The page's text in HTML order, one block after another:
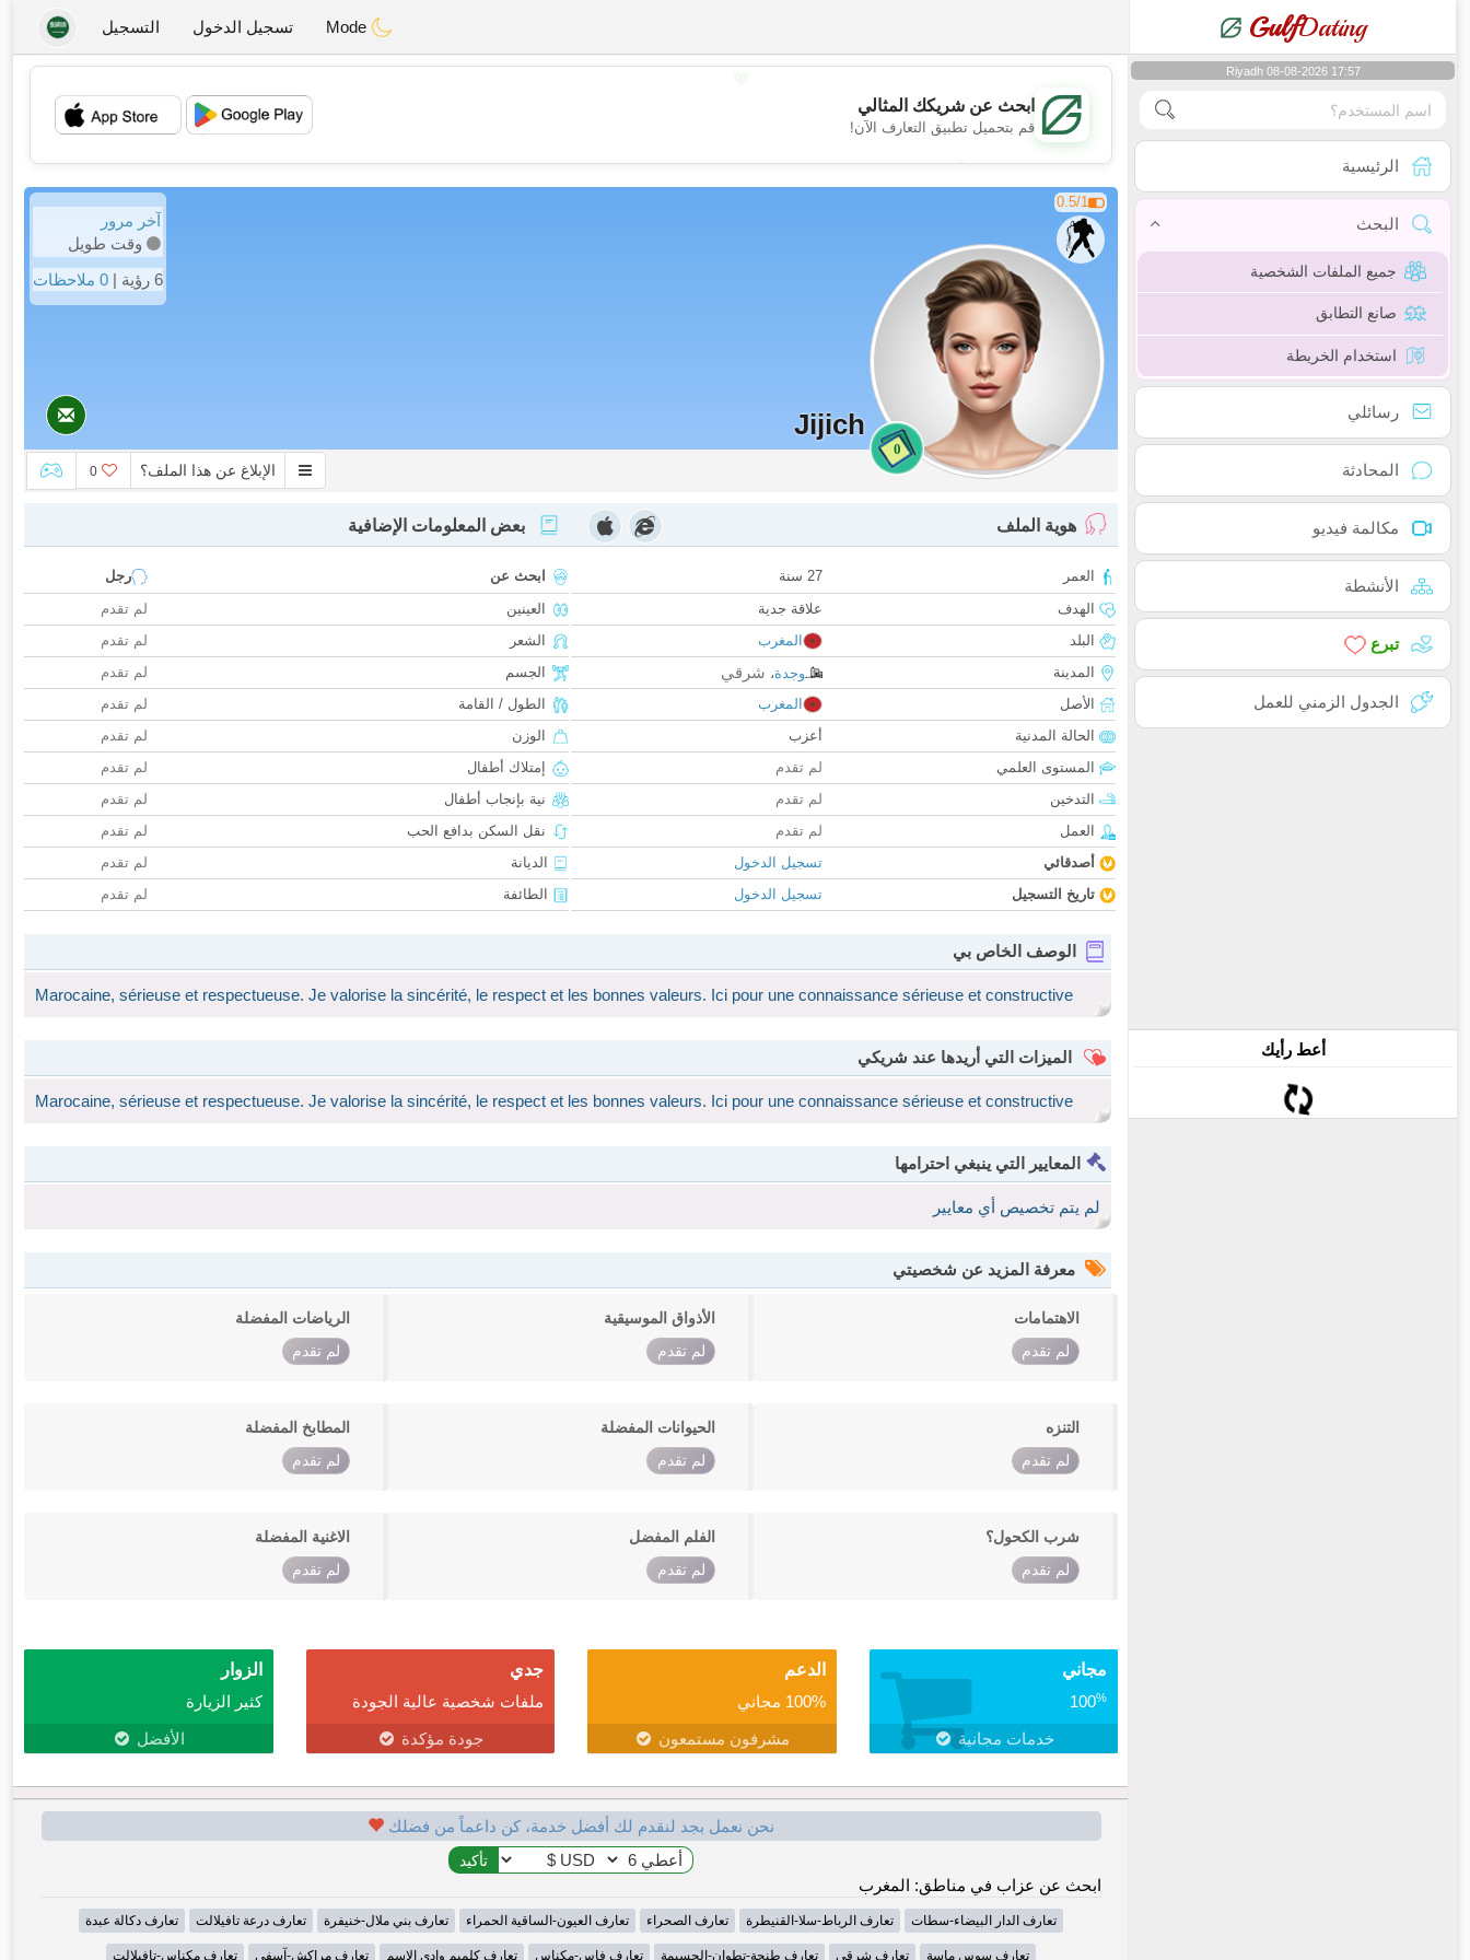
GulfDating تسجيل الدخول التسجيل
Riyadh 08-08-2026 17:57
الرئيسية
البحث
جميع الملفات الشخصية
صانع التطابق
استخدام الخريطة
رسائلي
المحادثة
مكالمة فيديو
الأنشطة
تبرع
الجدول الزمني للعمل
أعط رأيك
💖
💕
ابحث عن شريكك المثالي
قم بتحميل تطبيق التعارف الآن!
0.5/1
0
Jijich
آخر مرور
وقت طويل
6 رؤية |
0 ملاحظات
الإبلاغ عن هذا الملف؟ 0
هوية الملف
العمر
27 سنة
الهدف
علاقة جدية
البلد
المغرب
المدينة
وجدة، شرقي
الأصل
المغرب
الحالة المدنية
أعزب
المستوى العلمي
لم تقدم
التدخين
لم تقدم
العمل
لم تقدم
أصدقائي
تسجيل الدخول
تاريخ التسجيل
تسجيل الدخول
بعض المعلومات الإضافية
ابحث عن
رجل
العينين
لم تقدم
الشعر
لم تقدم
الجسم
لم تقدم
الطول / القامة
لم تقدم
الوزن
لم تقدم
إمتلاك أطفال
لم تقدم
نية بإنجاب أطفال
لم تقدم
نقل السكن بدافع الحب
لم تقدم
الديانة
لم تقدم
الطائفة
لم تقدم
الوصف الخاص بي
Marocaine, sérieuse et respectueuse. Je valorise la sincérité, le respect et les bonnes valeurs. Ici pour une connaissance sérieuse et constructive
الميزات التي أريدها عند شريكي
Marocaine, sérieuse et respectueuse. Je valorise la sincérité, le respect et les bonnes valeurs. Ici pour une connaissance sérieuse et constructive
المعايير التي ينبغي احترامها
لم يتم تخصيص أي معايير
معرفة المزيد عن شخصيتي
الاهتمامات
لم تقدم
الأذواق الموسيقية
لم تقدم
الرياضات المفضلة
لم تقدم
التنزه
لم تقدم
الحيوانات المفضلة
لم تقدم
المطابخ المفضلة
لم تقدم
شرب الكحول؟
لم تقدم
الفلم المفضل
لم تقدم
الاغنية المفضلة
لم تقدم
مجاني
100%
خدمات مجانية
الدعم
100% مجاني
مشرفون مستمعون
جدي
ملفات شخصية عالية الجودة
جودة مؤكدة
الزوار
كثير الزيارة
الأفضل
نحن نعمل بجد لنقدم لك أفضل خدمة، كن داعماً من فضلك
ابحث عن عزاب في مناطق: المغرب
تعارف الدار البيضاء-سطات تعارف الرباط-سلا-القنيطرة تعارف الصحراء تعارف العيون-الساقية الحمراء تعارف بني ملال-خنيفرة تعارف درعة تافيلالت تعارف دكالة عبدة
تعارف سوس ماسة تعارف شرقي تعارف طنجة-تطوان-الحسيمة تعارف فاس-مكناس تعارف كلميم وادي الاسم تعارف مراكش-آسفي تعارف مكناس-تافيلالت